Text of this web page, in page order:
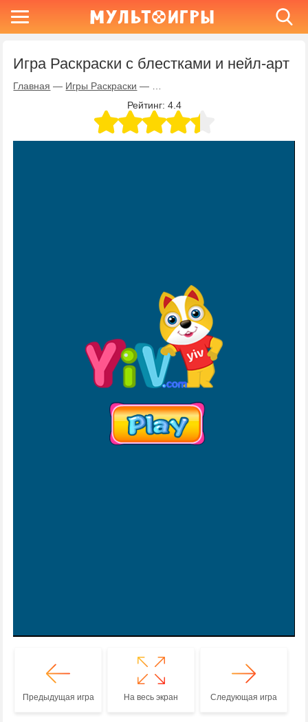
Игра Раскраски с блестками и нейл-арт
Главная — Игры Раскраски —
Рейтинг: 4.4
Предыдущая игра На весь экран Следующая игра